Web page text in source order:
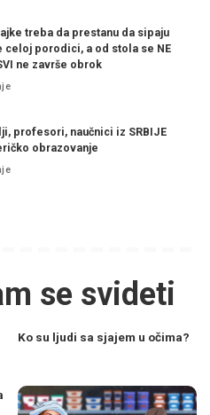
treba da prestanu da sipaju
celoj porodici, a od stola se NE
ne završe obrok
profesori, naučnici iz SRBIJE
obrazovanje
se svideti
Ko su ljudi sa sjajem u očima?